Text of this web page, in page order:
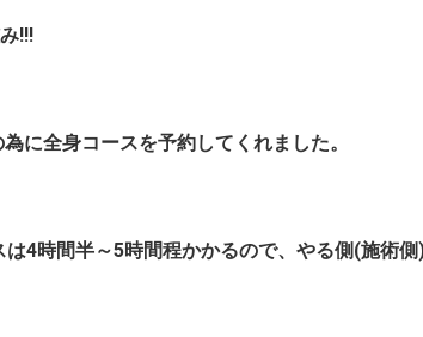
!!!
に全身コースを予約してくれました。
4時間半～5時間程かかるので、やる側(施術